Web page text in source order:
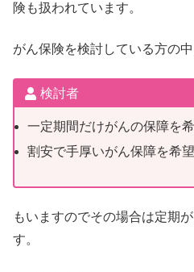
険も扱われています。
がん保険を検討している方の中
検討者
一定期間だけがんの保障を
割安で手厚いがん保障を希
もいますのでその場合は定期
す。